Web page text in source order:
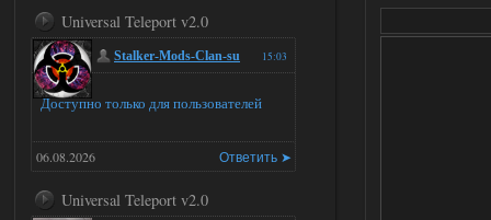
Universal Teleport v2.0
15:03
Stalker-Mods-Clan-su
Доступно только для пользователей
Ответить ➤
06.08.2026
Universal Teleport v2.0